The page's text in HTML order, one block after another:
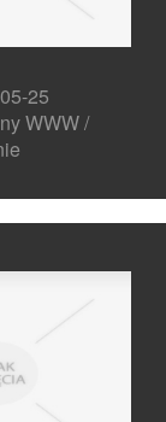
25
WWW /